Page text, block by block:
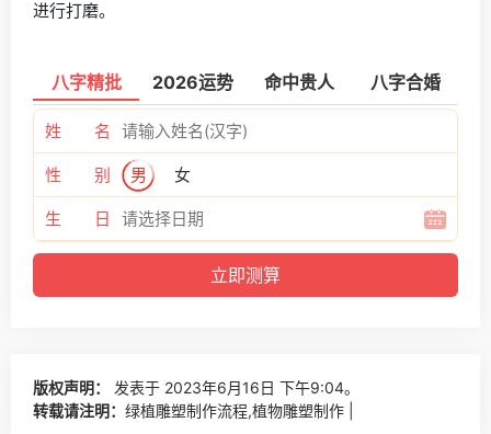
进行打磨。
八字精批 2026运势 命中贵人 八字合婚
姓 名
性 别 男 女
生 日
版权声明：
发表于 2023年6月16日 下午9:04。
转载请注明： 绿植雕塑制作流程,植物雕塑制作 |